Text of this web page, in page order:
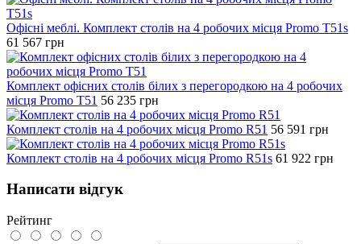
Офісні меблі. Комплект столів на 4 робочих місця Promo T51s
61 567 грн
Комплект офісних столів білих з перегородкою на 4 робочих
місця Promo T51 56 235 грн
Комплект столів на 4 робочих місця Promo R51 56 591 грн
Комплект столів на 4 робочих місця Promo R51s 61 922 грн
Написати відгук
Рейтинг